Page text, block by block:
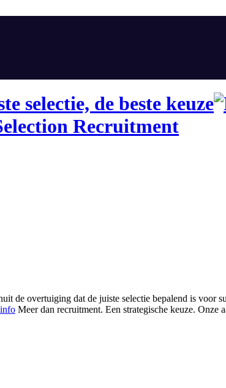
selectie, de beste keuze
de overtuiging dat de juiste selectie bepalend is voor
Meer dan recruitment. Een strategische keuze. Onze